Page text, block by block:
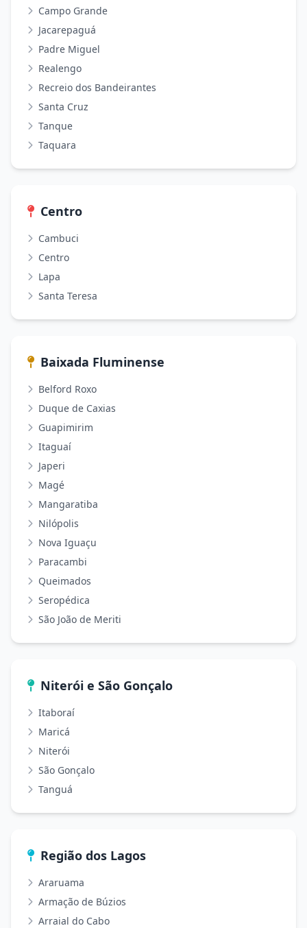
Campo Grande
Jacarepaguá
Padre Miguel
Realengo
Recreio dos Bandeirantes
Santa Cruz
Tanque
Taquara
Centro
Cambuci
Centro
Lapa
Santa Teresa
Baixada Fluminense
Belford Roxo
Duque de Caxias
Guapimirim
Itaguaí
Japeri
Magé
Mangaratiba
Nilópolis
Nova Iguaçu
Paracambi
Queimados
Seropédica
São João de Meriti
Niterói e São Gonçalo
Itaboraí
Maricá
Niterói
São Gonçalo
Tanguá
Região dos Lagos
Araruama
Armação de Búzios
Arraial do Cabo